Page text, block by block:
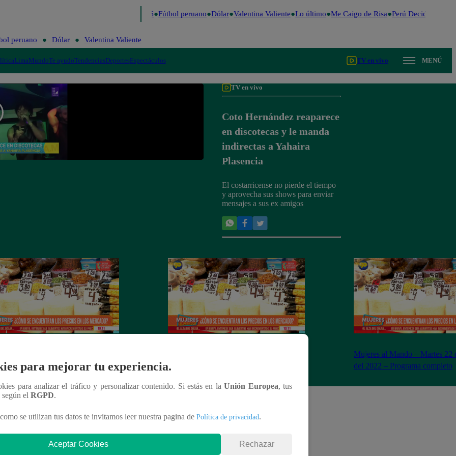
Fútbol peruano Dólar Valentina Valiente Lo último Me Caigo de Risa Perú Decide 2026
peruano Dólar Valentina Valiente
LimaMundoTe ayudoTendenciasDeportesEspectáculos TV en vivo MENÚ
TV en vivo
Coto Hernández reaparece
en discotecas y le manda
indirectas a Yahaira
Plasencia
El costarricense no pierde el tiempo
y aprovecha sus shows para enviar
mensajes a sus ex amigos
– Programa completo
Mujeres al Mando – Martes 22
del 2022 – Programa completo
para mejorar tu experiencia.
para analizar el tráfico y personalizar contenido. Si estás en laUnión Europea, tus
según el RGPD.
se utilizan tus datos te invitamos leer nuestra pagina de Política de privacidad.
Aceptar Cookies Rechazar